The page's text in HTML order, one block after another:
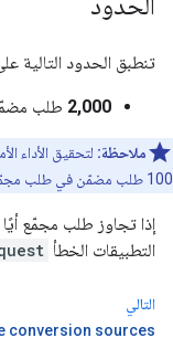
تنطبق الحدود التالية
2,000 طلب
ملاحظة: لتحقيق الأداء
100 طلب مضمّن في طلب مجمّع واحد.
إذا تجاوز طلب مجمّع
التطبيقات الخطأ
التالي
conversion sources